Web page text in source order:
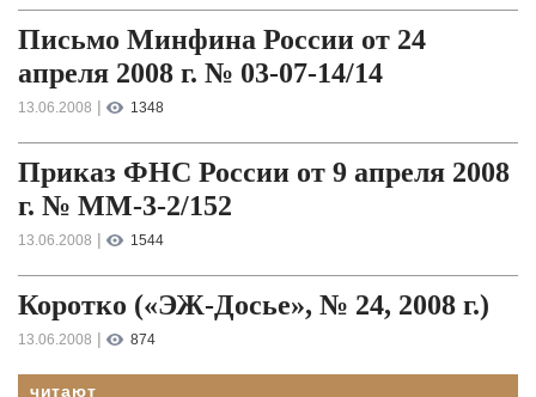
Письмо Минфина России от 24
апреля 2008 г. № 03-07-14/14
13.06.2008 | 1348
Приказ ФНС России от 9 апреля 2008
г. № ММ-3-2/152
13.06.2008 | 1544
Коротко («ЭЖ-Досье», № 24, 2008 г.)
13.06.2008 | 874
читают